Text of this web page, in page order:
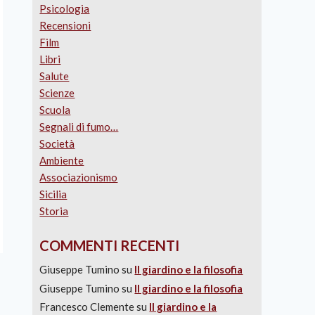
Psicologia
Recensioni
Film
Libri
Salute
Scienze
Scuola
Segnali di fumo…
Società
Ambiente
Associazionismo
Sicilia
Storia
COMMENTI RECENTI
Giuseppe Tumino su Il giardino e la filosofia
Giuseppe Tumino su Il giardino e la filosofia
Francesco Clementesu Il giardino e la